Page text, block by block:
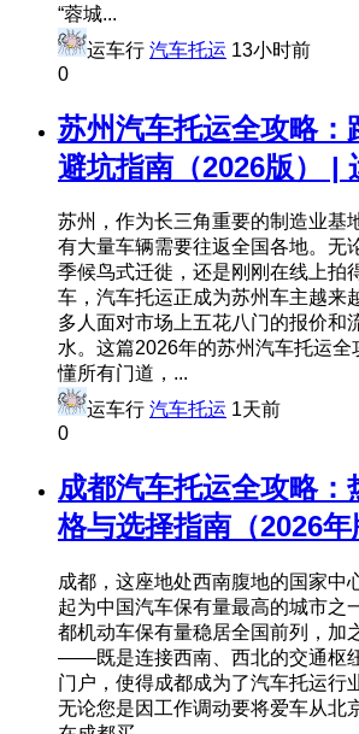
“蓉城...
运车行 汽车托运 13小时前
0
苏州汽车托运全攻略：
避坑指南（2026版） |
苏州，作为长三角重要的制造业基
有大量车辆需要往返全国各地。无
季候鸟式迁徙，还是刚刚在线上拍
车，汽车托运正成为苏州车主越来
多人面对市场上五花八门的报价和
水。这篇2026年的苏州汽车托运全
懂所有门道，...
运车行 汽车托运 1天前
0
成都汽车托运全攻略：
格与选择指南（2026
成都，这座地处西南腹地的国家中
起为中国汽车保有量最高的城市之
都机动车保有量稳居全国前列，加
——既是连接西南、西北的交通枢
门户，使得成都成为了汽车托运行
无论您是因工作调动要将爱车从北